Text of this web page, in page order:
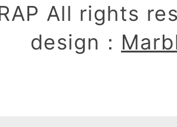
All rights
design：